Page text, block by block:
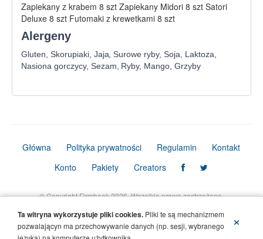
Zapiekany z krabem 8 szt Zapiekany Midori 8 szt Satori
Deluxe 8 szt Futomaki z krewetkami 8 szt
Alergeny
Gluten, Skorupiaki, Jaja, Surowe ryby, Soja, Laktoza,
Nasiona gorczycy, Sezam, Ryby, Mango, Grzyby
Główna Polityka prywatności Regulamin
Kontakt
Konto
Pakiety Creators
© Copyright Firmbook 2026. Wszelkie prawa zastrzeżone.
×
Ta witryna wykorzystuje pliki cookies. Pliki te są mechanizmem
pozwalającyn ma przechowywanie danych (np. sesji, wybranego